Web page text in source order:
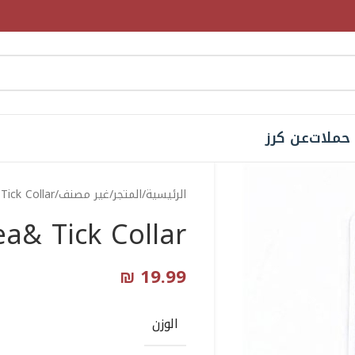
عن كرز
الرئيسية المتجرغير مصنف Collar
Tick Collar
₪ 19.99
الوزن